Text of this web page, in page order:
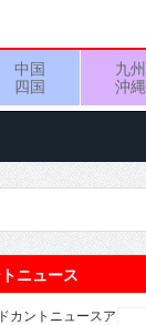
中国
四国
九州
沖縄
トニュース
カントニュースア